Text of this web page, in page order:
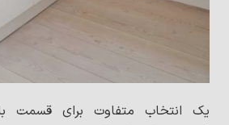
یک انتخاب متفاوت برای قسمت